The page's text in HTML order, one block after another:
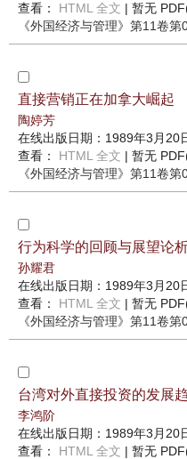
查看： HTML 全文 | 暂无
《外国经济与管理》 第11卷第
直接营销正在加拿大崛起
陶婷芳
在线出版日期：1989年3月20
查看： HTML 全文 | 暂无
《外国经济与管理》 第11卷第
行为科学的回顾与展望论
孙耀君
在线出版日期：1989年3月20
查看： HTML 全文 | 暂无
《外国经济与管理》 第11卷第
台湾对外直接投资的发展
李鸿阶
在线出版日期：1989年3月20
查看： HTML 全文 | 暂无